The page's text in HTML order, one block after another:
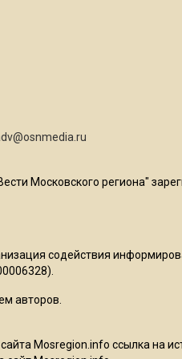
Московского региона"
содействия
авторов.
Mosregion.info ссылка на